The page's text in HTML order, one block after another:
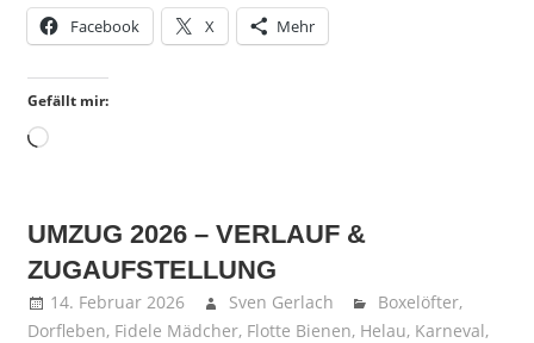
Facebook X Mehr
Gefällt mir:
Wird
UMZUG 2026 – VERLAUF &
ZUGAUFSTELLUNG
14. Februar 2026 Sven Gerlach Boxelöfter,
Dorfleben, Fidele Mädcher, Flotte Bienen, Helau, Karneval,